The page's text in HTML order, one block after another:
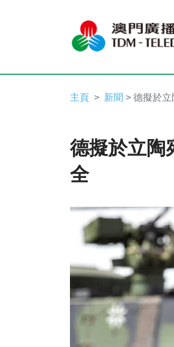
主頁 新聞 > 德擬於
德擬於立陶
全